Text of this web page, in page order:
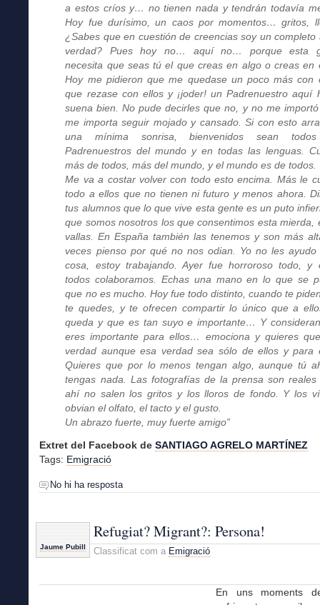
a estos críos y… no tienen nada y tendrán todavía
Hoy fue durísimo, un caos por momentos… gritos,
¿Sabes que en cuestión de creencias soy un completo
verdad? Pues hoy no… aquí no… porque esta
necesita que seas tú el que creas en algo o creas en
Hoy me pidieron que me quedase un poco más con
que rezase con ellos y ¡joder! un Padrenuestro aquí
suena bien. No pude decirles que no, y no me
me importa seguir mojado y cansado. Si con esto
una mínima sonrisa, bienvenidos sean
Padrenuestros del mundo y en todas las lenguas.
más de todos, más del mundo, y el mundo es de todos.
Me va a costar volver con todo esto encima. Más le
todo a ellos que no tienen ni futuro y menos ahora.
tus alumnos que lo que vive esta gente es un puto
que somos nosotros los que consentimos esta mierda,
vallas. En España también las tenemos y son más
veces pienso por qué no nos odian. Yo no les ayudo
cosa, estoy trabajando. Ayer fue horroroso todo, y
todos colaboramos. Echas una mano en lo que se
que no es mucho. Hoy fue todo distinto, cuando te
te quedes, y te ofrecen compartir lo único que a
queda y que es tan suyo e importante… Y
eres importante para ellos… emociona y quieres
verdad aunque esa verdad sea sólo de ellos y para
Quieres que por lo menos tengan algo, aunque tú
tengas nada. Las fotografías de la prensa son reales
ahí no salen los gritos y los lloros de fondo. Y los
obvian el olfato, el tacto y el gusto.
Un abrazo fuerte, muy fuerte amigo”
Extret del Facebook de SANTIAGO AGRELO MARTÍNEZ
Tags: Emigració
No hi ha resposta
Jaume Pubill
Refugiat? Migrant?: Persona!
Classificat com a Emigració
En uns moments